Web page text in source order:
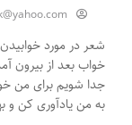
شعر در مورد
خواب بعد از بیرون
جدا شویم برای من
به من یادآوری کن و